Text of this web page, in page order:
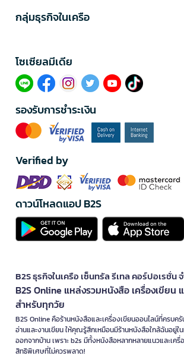
กลุ่มธุรกิจในเครือ
โซเซียลมีเดีย​
รองรับการชำระเงิน
Verified by
ดาวน์โหลดแอป B2S
B2S ธุรกิจในเครือ เซ็นทรัล รีเทล คอร์ปอเรชั่น
B2S Online แหล่งรวมหนังสือ เครื่องเขียน
สำหรับทุกวัย
B2S Online คือร้านหนังสือและเครื่องเขียนออนไลน์ที่ครบค
อ่านและงานเขียน ให้คุณรู้สึกเหมือนมีร้านหนังสือใกล้ฉันอยู่ใ
ออกจากบ้าน เพราะ b2s มีทั้งหนังสือหลากหลายแนวและเ
สิทธิพิเศษที่ไม่ควรพลาด!